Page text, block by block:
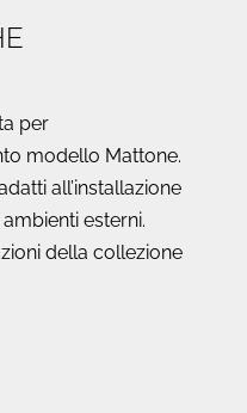
per
modello Mattone.
all’installazione
esterni.
della collezione